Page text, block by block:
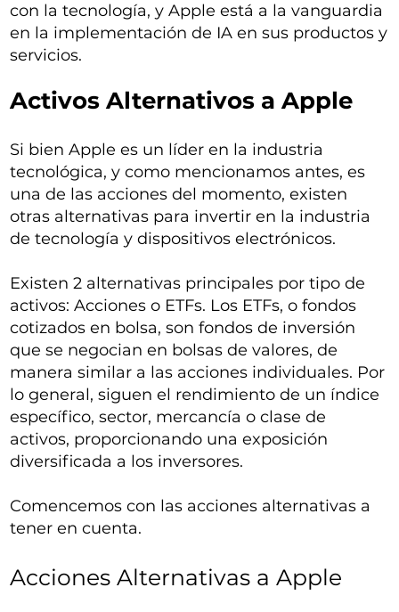
con la tecnología, y Apple está a la vanguardia
en la implementación de IA en sus productos y
servicios.
Activos Alternativos a Apple
Si bien Apple es un líder en la industria
tecnológica, y como mencionamos antes, es
una de las acciones del momento, existen
otras alternativas para invertir en la industria
de tecnología y dispositivos electrónicos.
Existen 2 alternativas principales por tipo de
activos: Acciones o ETFs. Los ETFs, o fondos
cotizados en bolsa, son fondos de inversión
que se negocian en bolsas de valores, de
manera similar a las acciones individuales. Por
lo general, siguen el rendimiento de un índice
específico, sector, mercancía o clase de
activos, proporcionando una exposición
diversificada a los inversores.
Comencemos con las acciones alternativas a
tener en cuenta.
Acciones Alternativas a Apple